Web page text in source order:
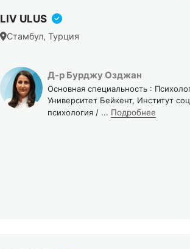
LIV ULUS
Стамбул, Турция
Д-р Бурджу Озджан
Основная специальность :
Университет Бейкент, Институт
психология / ... Подробнее